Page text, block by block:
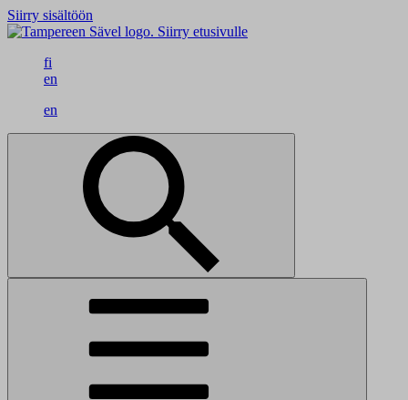
Siirry sisältöön
Siirry etusivulle
fi
en
en